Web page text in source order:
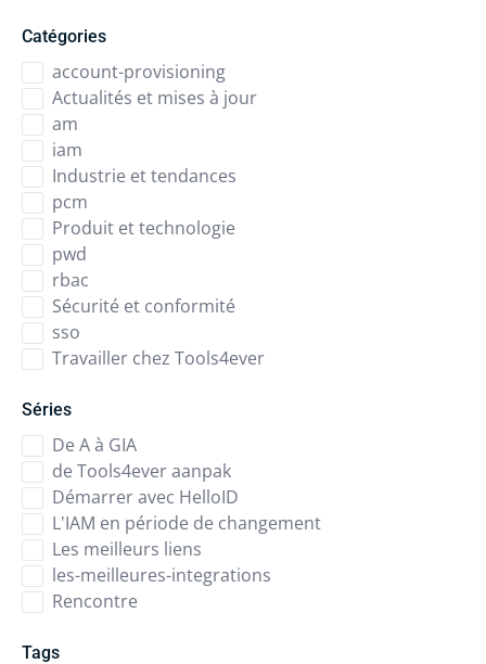
Catégories
account-provisioning
Actualités et mises à jour
am
iam
Industrie et tendances
pcm
Produit et technologie
pwd
rbac
Sécurité et conformité
sso
Travailler chez Tools4ever
Séries
De A à GIA
de Tools4ever aanpak
Démarrer avec HelloID
L'IAM en période de changement
Les meilleurs liens
les-meilleures-integrations
Rencontre
Tags